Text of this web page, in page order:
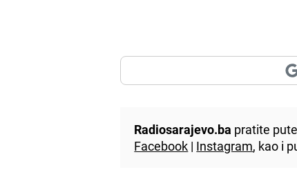
Radiosarajevo.ba pratite
Facebook | Instagram, kao i